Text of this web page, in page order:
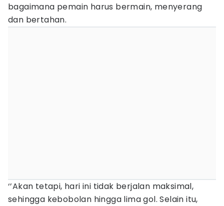
bagaimana pemain harus bermain, menyerang
dan bertahan.
‘’Akan tetapi, hari ini tidak berjalan maksimal,
sehingga kebobolan hingga lima gol. Selain itu,